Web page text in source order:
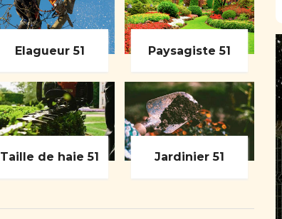
Elagueur 51 Paysagiste 51
Taille de haie 51 Jardinier 51